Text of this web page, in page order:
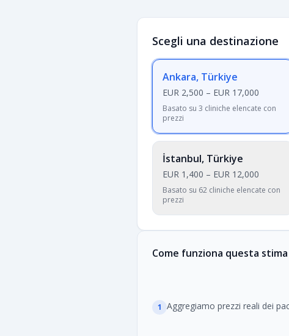
Scegli una destinazione
Ankara, Türkiye
EUR 2,500 – EUR 17,000
Basato su 3 cliniche elencate con
prezzi
İstanbul, Türkiye
EUR 1,400 – EUR 12,000
Basato su 62 cliniche elencate con
prezzi
Come funziona questa stima
1 Aggregiamo prezzi reali dei